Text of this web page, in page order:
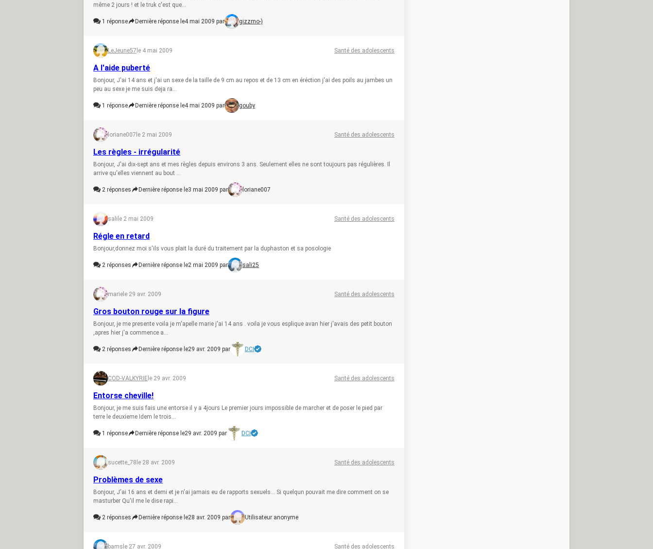
même 2 jours ! et le truk c'est que...
1 réponse Dernière réponse le4 mai 2009 par gizzmo-)
LeJeune57 le 4 mai 2009 Santé des adolescents
A l'aide puberté
Bonjour, J'ai 14 ans et j'ai un sexe de la taille de 9 cm au repos et de 13 cm en éréction j'ai des poils au jambes un
peu au sexe je me suis deja ra...
1 réponse Dernière réponse le4 mai 2009 par gouby
loriane007 le 2 mai 2009 Santé des adolescents
Les règles - irrégularité
Bonjour, J'ai dix-sept ans et mes règles depuis environs 3 ans. Seulement elles ne sont toujours pas régulières. Il
arrive qu'elles viennent au bout ...
2 réponses Dernière réponse le3 mai 2009 par loriane007
sali le 2 mai 2009 Santé des adolescents
Régle en retard
Bonjour,donnez moi s'ils vous plait la duré du traitement par la duphaston et sa posologie
2 réponses Dernière réponse le2 mai 2009 par sali25
marie le 29 avr. 2009 Santé des adolescents
Gros bouton rouge sur la figure
Bonjour, je me presente voila je m'apelle marie j'ai 14 ans . voila je vous esplique avan hier j'avais des petit bouton
,apres hier j'a commence a...
2 réponses Dernière réponse le29 avr. 2009 par DCI
COD-VALKYRIE le 29 avr. 2009 Santé des adolescents
Entorse cheville!
Bonjour, je me suis fais une entorse il y a 4jours Le premier jours impossible de marcher et de poser le pied par
terre le deuxieme Idem le trois...
1 réponse Dernière réponse le29 avr. 2009 par DCI
sucette_78 le 28 avr. 2009 Santé des adolescents
Problèmes de sexe
Bonjour, J'ai 16 ans et demi et je n'ai jamais eu de rapports sexuels... Si quelqun pouvait me dire comment on se
masturber Qu'il me le dise rapi...
2 réponses Dernière réponse le28 avr. 2009 par Utilisateur anonyme
bams le 27 avr. 2009 Santé des adolescents